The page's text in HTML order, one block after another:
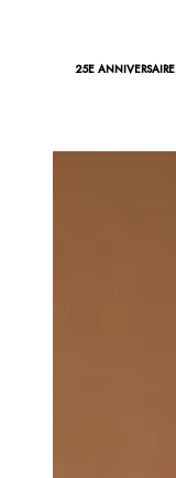
25E ANNIVERSAIRE